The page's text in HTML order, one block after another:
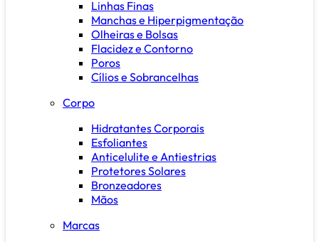
Linhas Finas
Manchas e Hiperpigmentação
Olheiras e Bolsas
Flacidez e Contorno
Poros
Cílios e Sobrancelhas
Corpo
Hidratantes Corporais
Esfoliantes
Anticelulite e Antiestrias
Protetores Solares
Bronzeadores
Mãos
Marcas